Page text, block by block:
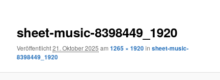
sheet-music-8398449_1920
Veröffentlicht21. Oktober 2025 am1265 × 1920insheet-music-
8398449_1920